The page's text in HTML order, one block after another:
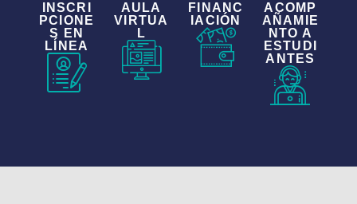
INSCRI
PCIONE
S EN
LÍNEA
AULA
VIRTUA
L
FINANC
IACIÓN
ACOMP
AÑAMIE
NTO A
ESTUDI
ANTES